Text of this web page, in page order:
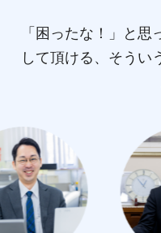
「困ったな！」と
して頂ける、そうい